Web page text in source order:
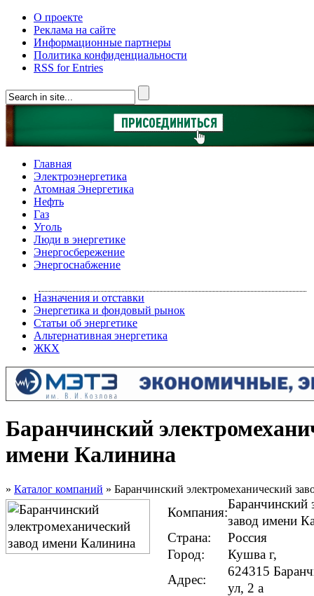
О проекте
Реклама на сайте
Информационные партнеры
Политика конфиденциальности
RSS for Entries
Главная
Электроэнергетика
Атомная Энергетика
Нефть
Газ
Уголь
Люди в энергетике
Энергосбережение
Энергоснабжение
Назначения и отставки
Энергетика и фондовый рынок
Статьи об энергетике
Альтернативная энергетика
ЖКХ
Баранчинский
имени Калинина
» Каталог компаний » Баранчинский электромеханический
Компания:
Баранчинский
завод имени
Страна:
Россия
Город:
Кушва г,
Адрес:
624315
ул, 2 а